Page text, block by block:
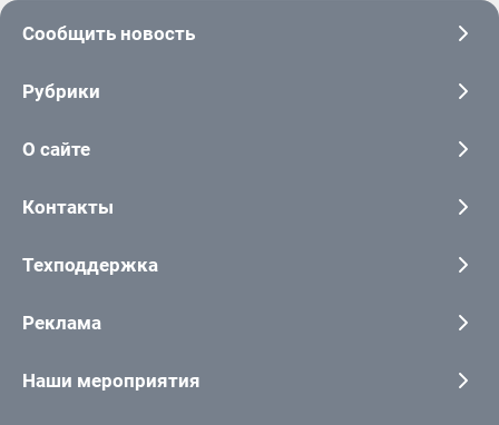
Сообщить новость
Рубрики
О сайте
Контакты
Техподдержка
Реклама
Наши мероприятия